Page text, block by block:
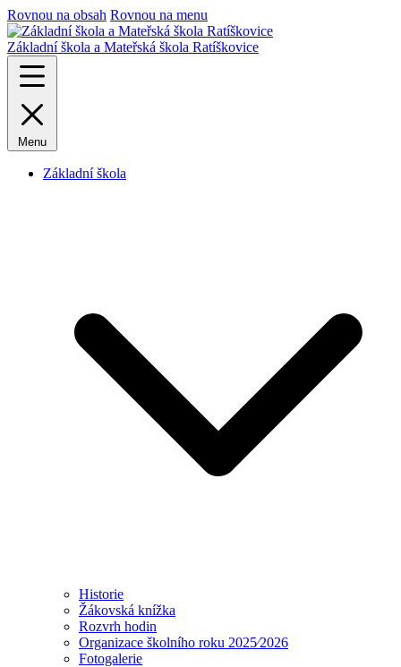
Rovnou na obsah Rovnou na menu
Základní škola a Mateřská škola Ratíškovice
Menu
Základní škola
Historie
Žákovská knížka
Rozvrh hodin
Organizace školního roku 2025⁄2026
Fotogalerie